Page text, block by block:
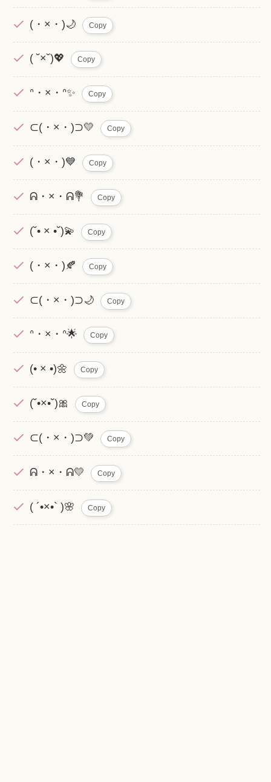
(・×・)🌙 Copy
( ˘×˘)💖 Copy
ᐢ・×・ᐢ✨ Copy
⊂(・×・)⊃💛 Copy
(・×・)💙 Copy
ᕱ・×・ᕱ💐 Copy
(˘• × •˘)💫 Copy
(・×・)🍂 Copy
⊂(・×・)⊃🌙 Copy
ᐢ・×・ᐢ🌟 Copy
(• × •)🌼 Copy
(˘•×•˘)🎀 Copy
⊂(・×・)⊃💚 Copy
ᕱ・×・ᕱ💛 Copy
( ´•×•` )🌸 Copy